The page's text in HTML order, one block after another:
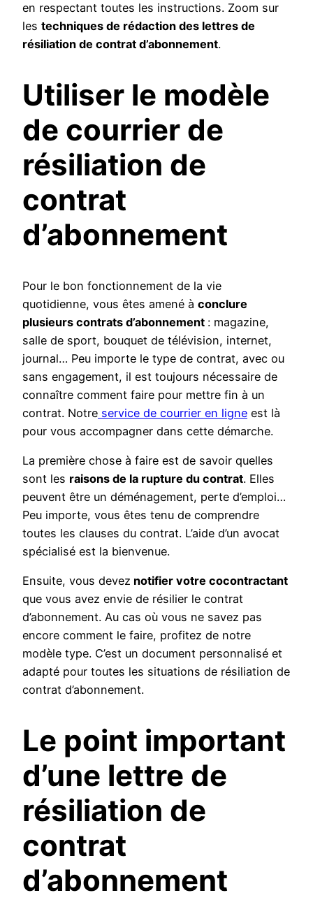
en respectant toutes les instructions. Zoom sur
les techniques de rédaction des lettres de
résiliation de contrat d’abonnement.
Utiliser le modèle
de courrier de
résiliation de
contrat
d’abonnement
Pour le bon fonctionnement de la vie
quotidienne, vous êtes amené à conclure
plusieurs contrats d’abonnement : magazine,
salle de sport, bouquet de télévision, internet,
journal… Peu importe le type de contrat, avec ou
sans engagement, il est toujours nécessaire de
connaître comment faire pour mettre fin à un
contrat. Notre service de courrier en ligne est là
pour vous accompagner dans cette démarche.
La première chose à faire est de savoir quelles
sont les raisons de la rupture du contrat. Elles
peuvent être un déménagement, perte d’emploi…
Peu importe, vous êtes tenu de comprendre
toutes les clauses du contrat. L’aide d’un avocat
spécialisé est la bienvenue.
Ensuite, vous devez notifier votre cocontractant
que vous avez envie de résilier le contrat
d’abonnement. Au cas où vous ne savez pas
encore comment le faire, profitez de notre
modèle type. C’est un document personnalisé et
adapté pour toutes les situations de résiliation de
contrat d’abonnement.
Le point important
d’une lettre de
résiliation de
contrat
d’abonnement